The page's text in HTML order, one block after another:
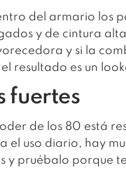
del armario los
y de cintura
y si la
resultado es un
fuertes
de los 80 está
el uso diario, hay
y pruébalo porque